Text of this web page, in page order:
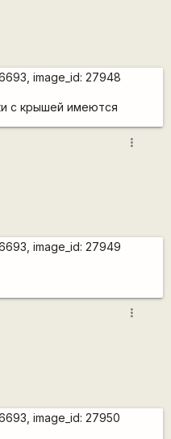
с крышей имеются
more_vert
more_vert